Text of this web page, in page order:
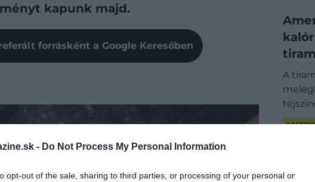
- Do Not Process My Personal Information
opt-out of the sale, sharing to third parties, or processing of your personal or
kapunk majd.
forrásként a Google Keresőben
A
GASZTRO